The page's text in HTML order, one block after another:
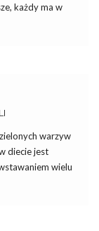
każdy ma w
warzyw
diecie jest
wielu